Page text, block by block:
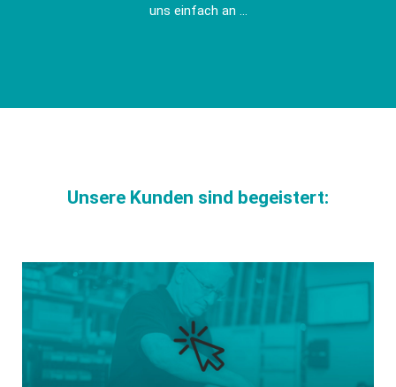
uns einfach an ...
Unsere Kunden sind begeistert: